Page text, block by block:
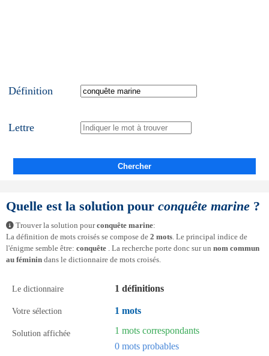
Définition
Lettre
Chercher
Quelle est la solution pour conquête marine ?
Trouver la solution pourconquête marine:
La définition de mots croisés se compose de 2 mots. Le principal indice de
l'énigme semble être: conquête . La recherche porte donc sur un nom commun
au féminin dans le dictionnaire de mots croisés.
Le dictionnaire 1 définitions
Votre sélection 1 mots
Solution affichée
1 mots correspondants
0 mots probables